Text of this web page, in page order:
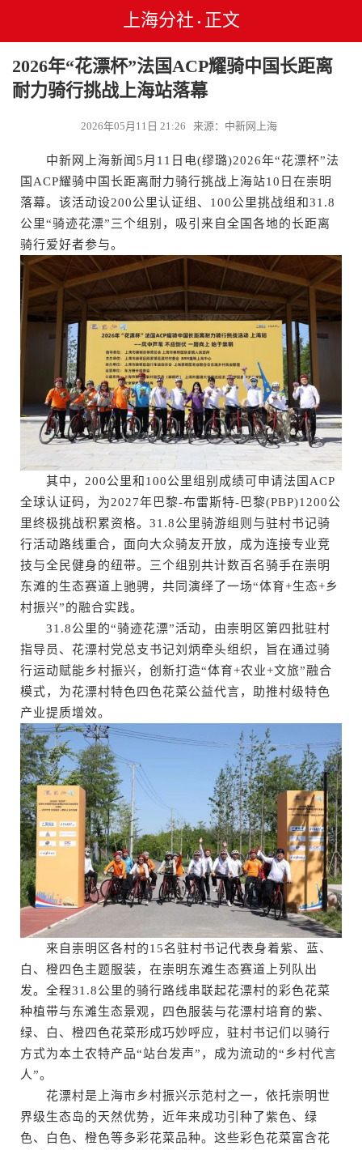
上海分社 • 正文
2026年“花漂杯”法国ACP耀骑中国长距离
耐力骑行挑战上海站落幕
2026年05月11日 21:26 来源：中新网上海
中新网上海新闻5月11日电(缪璐)2026年“花漂杯”法
国ACP耀骑中国长距离耐力骑行挑战上海站10日在崇明
落幕。该活动设200公里认证组、100公里挑战组和31.8
公里“骑迹花漂”三个组别，吸引来自全国各地的长距离
骑行爱好者参与。
其中，200公里和100公里组别成绩可申请法国ACP
全球认证码，为2027年巴黎-布雷斯特-巴黎(PBP)1200公
里终极挑战积累资格。31.8公里骑游组则与驻村书记骑
行活动路线重合，面向大众骑友开放，成为连接专业竞
技与全民健身的纽带。三个组别共计数百名骑手在崇明
东滩的生态赛道上驰骋，共同演绎了一场“体育+生态+乡
村振兴”的融合实践。
31.8公里的“骑迹花漂”活动，由崇明区第四批驻村
指导员、花漂村党总支书记刘炳牵头组织，旨在通过骑
行运动赋能乡村振兴，创新打造“体育+农业+文旅”融合
模式，为花漂村特色四色花菜公益代言，助推村级特色
产业提质增效。
来自崇明区各村的15名驻村书记代表身着紫、蓝、
白、橙四色主题服装，在崇明东滩生态赛道上列队出
发。全程31.8公里的骑行路线串联起花漂村的彩色花菜
种植带与东滩生态景观，四色服装与花漂村培育的紫、
绿、白、橙四色花菜形成巧妙呼应，驻村书记们以骑行
方式为本土农特产品“站台发声”，成为流动的“乡村代言
人”。
花漂村是上海市乡村振兴示范村之一，依托崇明世
界级生态岛的天然优势，近年来成功引种了紫色、绿
色、白色、橙色等多彩花菜品种。这些彩色花菜富含花